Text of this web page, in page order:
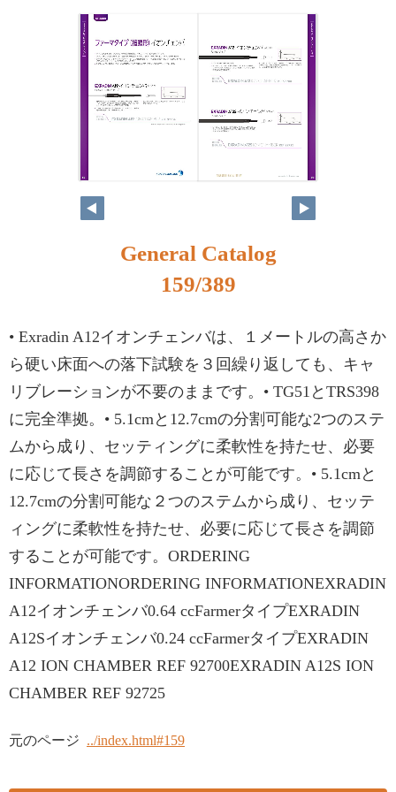
142 143
General Catalog
159/389
• Exradin A12イオンチェンバは、１メートルの高さか
ら硬い床面への落下試験を３回繰り返しても、キャ
リブレーションが不要のままです。• TG51とTRS398
に完全準拠。• 5.1cmと12.7cmの分割可能な2つのステ
ムから成り、セッティングに柔軟性を持たせ、必要
に応じて長さを調節することが可能です。• 5.1cmと
12.7cmの分割可能な２つのステムから成り、セッテ
ィングに柔軟性を持たせ、必要に応じて長さを調節
することが可能です。ORDERING
INFORMATIONORDERING INFORMATIONEXRADIN
A12イオンチェンバ0.64 ccFarmerタイプEXRADIN
A12Sイオンチェンバ0.24 ccFarmerタイプEXRADIN
A12 ION CHAMBER REF 92700EXRADIN A12S ION
CHAMBER REF 92725
元のページ ../index.html#159